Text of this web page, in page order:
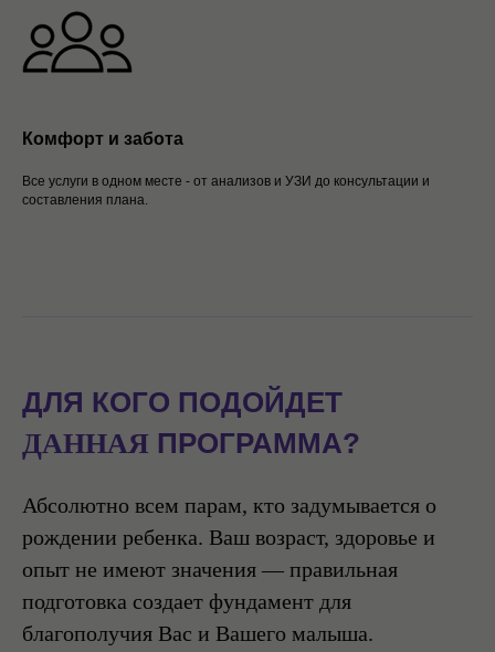
Комфорт и забота
Все услуги в одном месте - от анализов и УЗИ до консультации и
составления плана.
ДЛЯ КОГО ПОДОЙДЕТ
ДАННАЯ ПРОГРАММА?
Абсолютно всем парам, кто задумывается о
рождении ребенка. Ваш возраст, здоровье и
опыт не имеют значения — правильная
подготовка создает фундамент для
благополучия Вас и Вашего малыша.